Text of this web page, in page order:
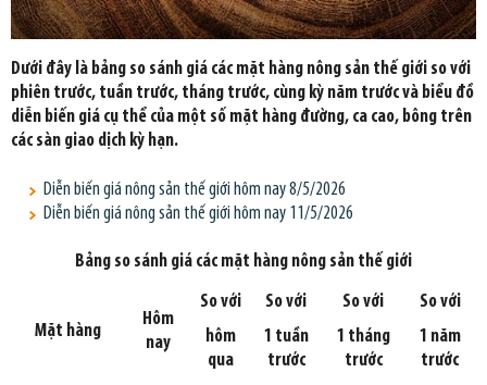
Dưới đây là bảng so sánh giá các mặt hàng nông sản thế giới so với
phiên trước, tuần trước, tháng trước, cùng kỳ năm trước và biểu đồ
diễn biến giá cụ thể của một số mặt hàng đường, ca cao, bông trên
các sàn giao dịch kỳ hạn.
Diễn biến giá nông sản thế giới hôm nay 8/5/2026
Diễn biến giá nông sản thế giới hôm nay 11/5/2026
Bảng so sánh giá các mặt hàng nông sản thế giới
Mặt hàng
Hôm
nay
So với
hôm
qua
So với
1 tuần
trước
So với
1 tháng
trước
So với
1 năm
trước